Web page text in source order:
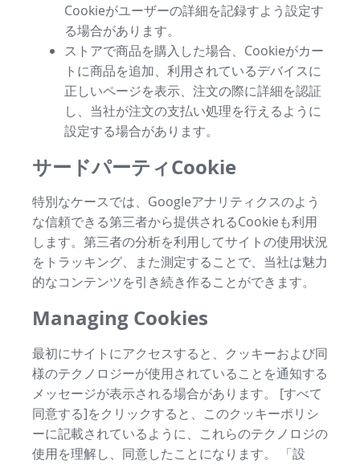
Cookieがユーザーの詳細を記録すよう設定す
る場合があります。
ストアで商品を購入した場合、Cookieがカー
トに商品を追加、利用されているデバイスに
正しいページを表示、注文の際に詳細を認証
し、当社が注文の支払い処理を行えるように
設定する場合があります。
サードパーティCookie
特別なケースでは、Googleアナリティクスのよう
な信頼できる第三者から提供されるCookieも利用
します。第三者の分析を利用してサイトの使用状況
をトラッキング、また測定することで、当社は魅力
的なコンテンツを引き続き作ることができます。
Managing Cookies
最初にサイトにアクセスすると、クッキーおよび同
様のテクノロジーが使用されていることを通知する
メッセージが表示される場合があります。 [すべて
同意する]をクリックすると、このクッキーポリシ
ーに記載されているように、これらのテクノロジの
使用を理解し、同意したことになります。 「設